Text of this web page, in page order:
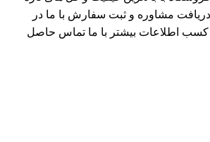
دریافت مشاوره و ثبت سفارش با ما در
کسب اطلاعات بیشتر با ما تماس حاصل